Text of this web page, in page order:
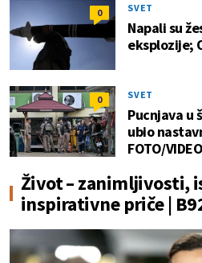
0 SVET
Napali su
eksplozije;
0 SVET
Pucnjava u
ubio
FOTO/VIDEO
Život – zanimljivosti,
inspirativne priče |